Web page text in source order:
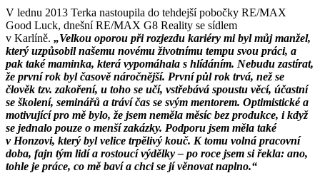
V lednu 2013 Terka nastoupila do tehdejší pobočky RE/MAX
Good Luck, dnešní RE/MAX G8 Reality se sídlem
v Karlíně. „Velkou oporou při rozjezdu kariéry mi byl můj manžel,
který uzpůsobil našemu novému životnímu tempu svou práci, a
pak také maminka, která vypomáhala s hlídáním. Nebudu zastírat,
že první rok byl časově náročnější. První půl rok trvá, než se
člověk tzv. zakoření, u toho se učí, vstřebává spoustu věcí, účastní
se školení, seminářů a tráví čas se svým mentorem. Optimistické a
motivující pro mě bylo, že jsem neměla měsíc bez produkce, i když
se jednalo pouze o menší zakázky. Podporu jsem měla také
v Honzovi, který byl velice trpělivý kouč. K tomu volná pracovní
doba, fajn tým lidí a rostoucí výdělky – po roce jsem si řekla: ano,
tohle je práce, co mě baví a chci se jí věnovat naplno.“